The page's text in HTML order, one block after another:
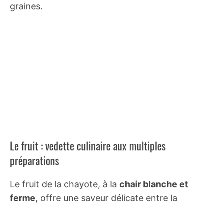
graines.
Le fruit : vedette culinaire aux multiples
préparations
Le fruit de la chayote, à la chair blanche et
ferme, offre une saveur délicate entre la